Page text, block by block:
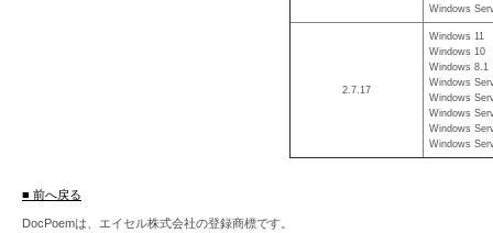
Windows
2.7.17
Windows 11
Windows 10
Windows 8.1
Windows
Windows
Windows
Windows
Windows
■ 前へ戻る
DocPoemは、エイセル株式会社の登録商標です。